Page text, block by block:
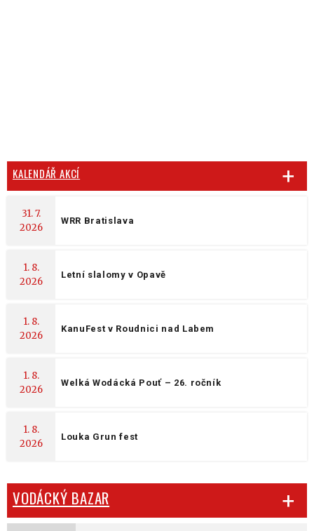
KALENDÁŘ AKCÍ
31. 7.
2026
WRR Bratislava
1. 8.
2026
Letní slalomy v Opavě
1. 8.
2026
KanuFest v Roudnici nad Labem
1. 8.
2026
Welká Wodácká Pouť – 26. ročník
1. 8.
2026
Louka Grun fest
VODÁCKÝ BAZAR